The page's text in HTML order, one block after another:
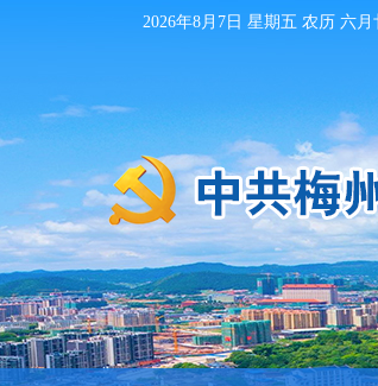
2026年8月7日 星期五 农历 六月